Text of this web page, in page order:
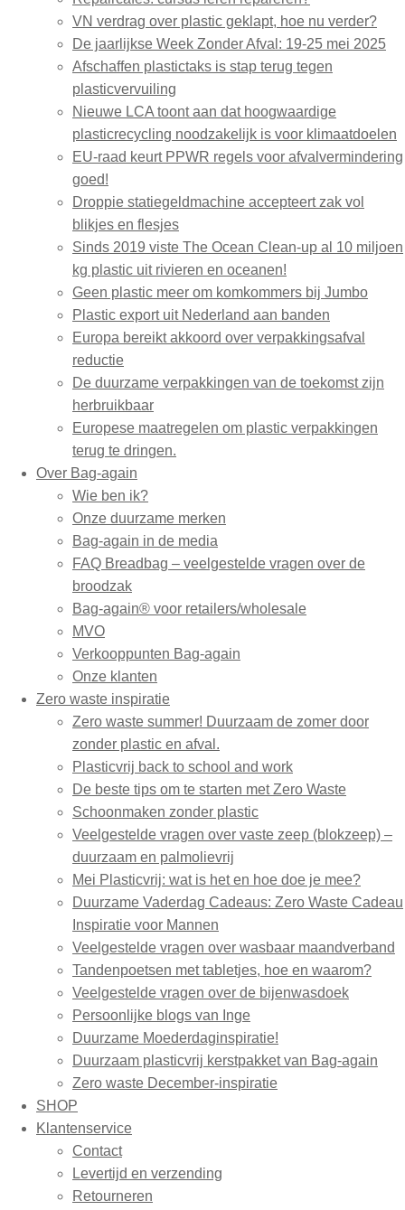
VN verdrag over plastic geklapt, hoe nu verder?
De jaarlijkse Week Zonder Afval: 19-25 mei 2025
Afschaffen plastictaks is stap terug tegen
plasticvervuiling
Nieuwe LCA toont aan dat hoogwaardige
plasticrecycling noodzakelijk is voor klimaatdoelen
EU-raad keurt PPWR regels voor afvalvermindering
goed!
Droppie statiegeldmachine accepteert zak vol
blikjes en flesjes
Sinds 2019 viste The Ocean Clean-up al 10 miljoen
kg plastic uit rivieren en oceanen!
Geen plastic meer om komkommers bij Jumbo
Plastic export uit Nederland aan banden
Europa bereikt akkoord over verpakkingsafval
reductie
De duurzame verpakkingen van de toekomst zijn
herbruikbaar
Europese maatregelen om plastic verpakkingen
terug te dringen.
Over Bag-again
Wie ben ik?
Onze duurzame merken
Bag-again in de media
FAQ Breadbag – veelgestelde vragen over de
broodzak
Bag-again® voor retailers/wholesale
MVO
Verkooppunten Bag-again
Onze klanten
Zero waste inspiratie
Zero waste summer! Duurzaam de zomer door
zonder plastic en afval.
Plasticvrij back to school and work
De beste tips om te starten met Zero Waste
Schoonmaken zonder plastic
Veelgestelde vragen over vaste zeep (blokzeep) –
duurzaam en palmolievrij
Mei Plasticvrij: wat is het en hoe doe je mee?
Duurzame Vaderdag Cadeaus: Zero Waste Cadeau
Inspiratie voor Mannen
Veelgestelde vragen over wasbaar maandverband
Tandenpoetsen met tabletjes, hoe en waarom?
Veelgestelde vragen over de bijenwasdoek
Persoonlijke blogs van Inge
Duurzame Moederdaginspiratie!
Duurzaam plasticvrij kerstpakket van Bag-again
Zero waste December-inspiratie
SHOP
Klantenservice
Contact
Levertijd en verzending
Retourneren